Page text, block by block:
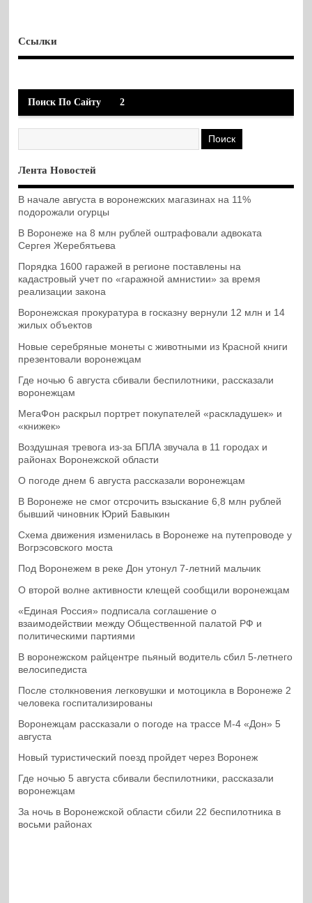
Ссылки
Поиск По Сайту 2
Лента Новостей
В начале августа в воронежских магазинах на 11%
подорожали огурцы
В Воронеже на 8 млн рублей оштрафовали адвоката
Сергея Жеребятьева
Порядка 1600 гаражей в регионе поставлены на
кадастровый учет по «гаражной амнистии» за время
реализации закона
Воронежская прокуратура в госказну вернули 12 млн и 14
жилых объектов
Новые серебряные монеты с животными из Красной книги
презентовали воронежцам
Где ночью 6 августа сбивали беспилотники, рассказали
воронежцам
МегаФон раскрыл портрет покупателей «раскладушек» и
«книжек»
Воздушная тревога из-за БПЛА звучала в 11 городах и
районах Воронежской области
О погоде днем 6 августа рассказали воронежцам
В Воронеже не смог отсрочить взыскание 6,8 млн рублей
бывший чиновник Юрий Бавыкин
Схема движения изменилась в Воронеже на путепроводе у
Вогрэсовского моста
Под Воронежем в реке Дон утонул 7-летний мальчик
О второй волне активности клещей сообщили воронежцам
«Единая Россия» подписала соглашение о
взаимодействии между Общественной палатой РФ и
политическими партиями
В воронежском райцентре пьяный водитель сбил 5-летнего
велосипедиста
После столкновения легковушки и мотоцикла в Воронеже 2
человека госпитализированы
Воронежцам рассказали о погоде на трассе М-4 «Дон» 5
августа
Новый туристический поезд пройдет через Воронеж
Где ночью 5 августа сбивали беспилотники, рассказали
воронежцам
За ночь в Воронежской области сбили 22 беспилотника в
восьми районах